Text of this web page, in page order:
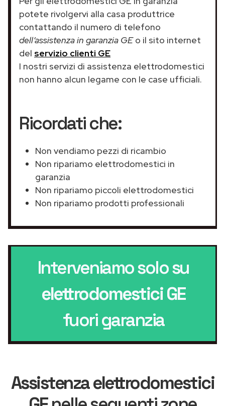
potete rivolgervi alla casa produttrice
contattando il numero di telefono
dell’assistenza in garanzia GEo il sito internet
del servizio clienti GE
I nostri servizi di assistenza elettrodomestici
non hanno alcun legame con le case ufficiali.
Ricordati che:
Non vendiamo pezzi di ricambio
Non ripariamo elettrodomestici in
garanzia
Non ripariamo piccoli elettrodomestici
Non ripariamo prodotti professionali
Interveniamo solo su
elettrodomestici GE
fuori garanzia
Assistenza elettrodomestici